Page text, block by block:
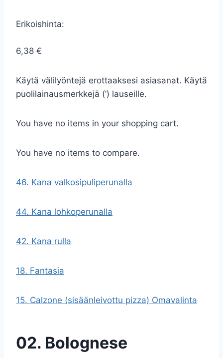
Erikoishinta:
6,38 €
Käytä välilyöntejä erottaaksesi asiasanat. Käytä
puolilainausmerkkejä (’) lauseille.
You have no items in your shopping cart.
You have no items to compare.
46. Kana valkosipuliperunalla
44. Kana lohkoperunalla
42. Kana rulla
18. Fantasia
15. Calzone (sisäänleivottu pizza) Omavalinta
02. Bolognese